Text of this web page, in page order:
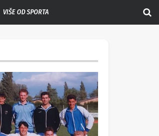
VIŠE OD SPORTA